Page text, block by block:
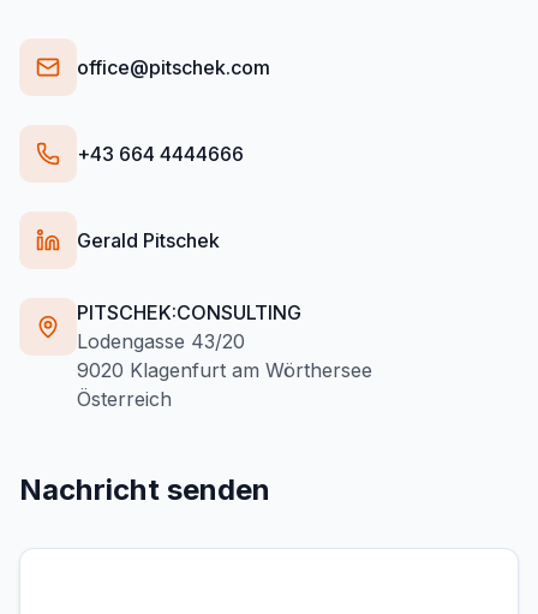
office@pitschek.com
+43 664 4444666
Gerald Pitschek
PITSCHEK:CONSULTING
Lodengasse 43/20
9020 Klagenfurt am Wörthersee
Österreich
Nachricht senden